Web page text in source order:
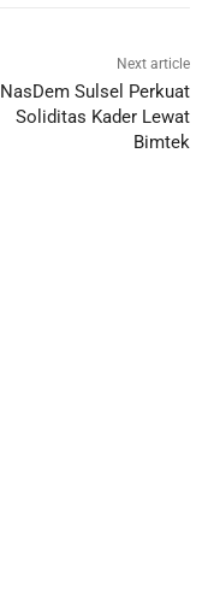
Next article
NasDem Sulsel Perkuat
Soliditas Kader Lewat
Bimtek